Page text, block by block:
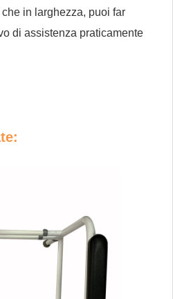
in larghezza, puoi far
di assistenza praticamente